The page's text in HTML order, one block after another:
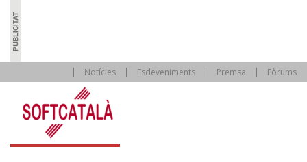
Notícies Esdeveniments Premsa Fòrums